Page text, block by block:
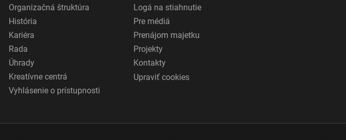
Organizačná štruktúra
História
Kariéra
Rada
Úhrady
Kreatívne centrá
Vyhlásenie o prístupnosti
Logá na stiahnutie
Pre médiá
Prenájom majetku
Projekty
Kontakty
Upraviť cookies